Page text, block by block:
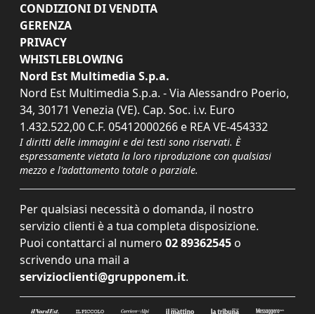
CONDIZIONI DI VENDITA
GERENZA
PRIVACY
WHISTLEBLOWING
Nord Est Multimedia S.p.a.
Nord Est Multimedia S.p.a. - Via Alessandro Poerio,
34, 30171 Venezia (VE). Cap. Soc. i.v. Euro
1.432.522,00 C.F. 05412000266 e REA VE-454332
I diritti delle immagini e dei testi sono riservati. È
espressamente vietata la loro riproduzione con qualsiasi
mezzo e l'adattamento totale o parziale.
Per qualsiasi necessità o domanda, il nostro
servizio clienti è a tua completa disposizione.
Puoi contattarci al numero 02 89362545 o
scrivendo una mail a
servizioclienti@grupponem.it.